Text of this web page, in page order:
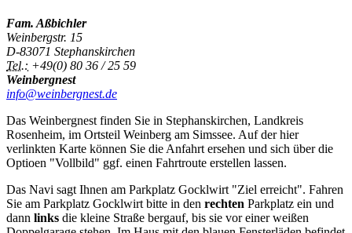
Fam. Aßbichler
Weinbergstr. 15
D-83071 Stephanskirchen
Tel.: +49(0) 80 36 / 25 59
Weinbergnest
info@weinbergnest.de
Das Weinbergnest finden Sie in Stephanskirchen, Landkreis
Rosenheim, im Ortsteil Weinberg am Simssee. Auf der hier
verlinkten Karte können Sie die Anfahrt ersehen und sich über die
Optioen "Vollbild" ggf. einen Fahrtroute erstellen lassen.
Das Navi sagt Ihnen am Parkplatz Gocklwirt "Ziel erreicht". Fahren
Sie am Parkplatz Gocklwirt bitte in den rechten Parkplatz ein und
dann links die kleine Straße bergauf, bis sie vor einer weißen